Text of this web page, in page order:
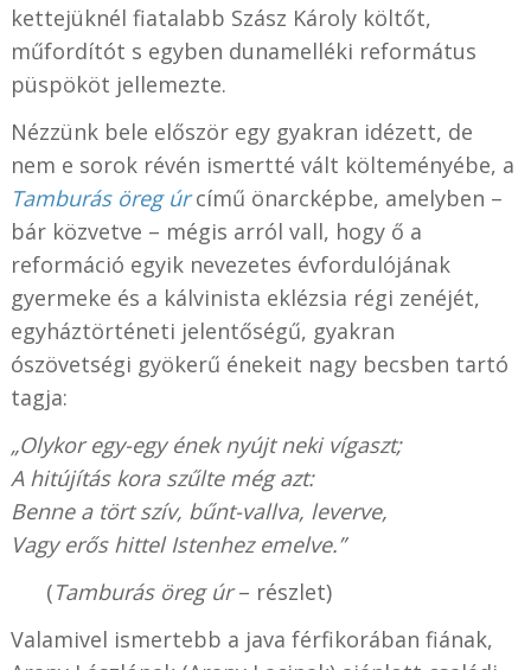
kettejüknél fiatalabb Szász Károly költőt,
műfordítót s egyben dunamelléki református
püspököt jellemezte.
Nézzünk bele először egy gyakran idézett, de
nem e sorok révén ismertté vált költeményébe, a
Tamburás öreg úrcímű önarcképbe, amelyben –
bár közvetve – mégis arról vall, hogy ő a
reformáció egyik nevezetes évfordulójának
gyermeke és a kálvinista eklézsia régi zenéjét,
egyháztörténeti jelentőségű, gyakran
ószövetségi gyökerű énekeit nagy becsben tartó
tagja:
„Olykor egy-egy ének nyújt neki vígaszt;
A hitújítás kora szűlte még azt:
Benne a tört szív, bűnt-vallva, leverve,
Vagy erős hittel Istenhez emelve.”
(Tamburás öreg úr– részlet)
Valamivel ismertebb a java férfikorában fiának,